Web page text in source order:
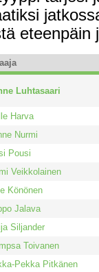
eteenpäin
Luhtasaari
Harva
Nurmi
Pousi
Veikkolainen
Könönen
Jalava
Siljander
Toivanen
Pekka Pitkänen